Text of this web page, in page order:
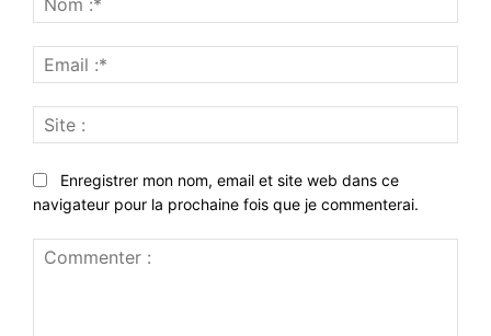
:*
:*
:
Enregistrer mon nom, email et site web dans ce
navigateur pour la prochaine fois que je commenterai.